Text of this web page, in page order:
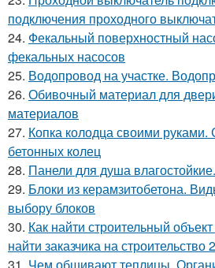
подключения проходного
24. Фекальный поверхностный
фекальных насосов
25. Водопровод на участке.
26. Обивочный материал для
материалов
27. Копка колодца своими
бетонных колец
28. Панели для душа
29. Блоки из керамзитобетона.
выбору блоков
30. Как найти строительный
найти заказчика на строительство